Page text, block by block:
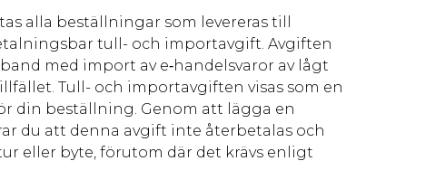
alla beställningar som levereras till
tull- och importavgift. Avgiften
med import av e‑handelsvaror av lågt
Tull- och importavgiften visas som en
din beställning. Genom att lägga en
du att denna avgift inte återbetalas och
eller byte, förutom där det krävs enligt